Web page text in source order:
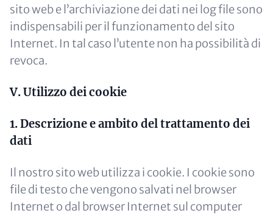
sito web e l’archiviazione dei dati nei log file sono
indispensabili per il funzionamento del sito
Internet. In tal caso l’utente non ha possibilità di
revoca.
V. Utilizzo dei cookie
1. Descrizione e ambito del trattamento dei
dati
Il nostro sito web utilizza i cookie. I cookie sono
file di testo che vengono salvati nel browser
Internet o dal browser Internet sul computer